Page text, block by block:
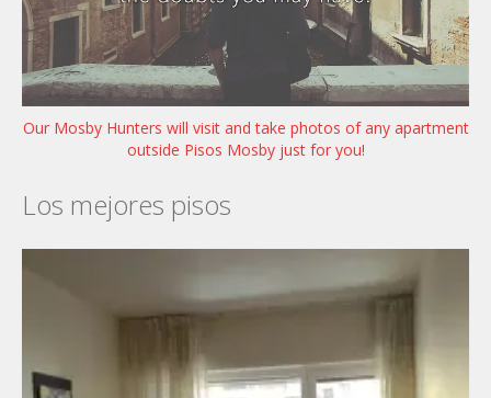
Our Mosby Hunters will visit and take photos of any apartment
outside Pisos Mosby just for you!
Los mejores pisos